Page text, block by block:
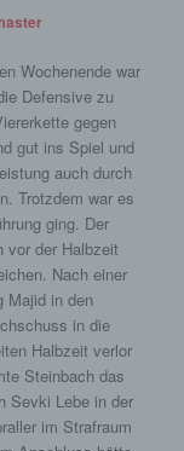
Wochenende war
Defensive zu
gegen
gut ins Spiel und
auch durch
Trotzdem war es
ging. Der
vor der Halbzeit
Nach einer
Majid in den
in die
Halbzeit verlor
Steinbach das
Sevki Lebe in der
im Strafraum